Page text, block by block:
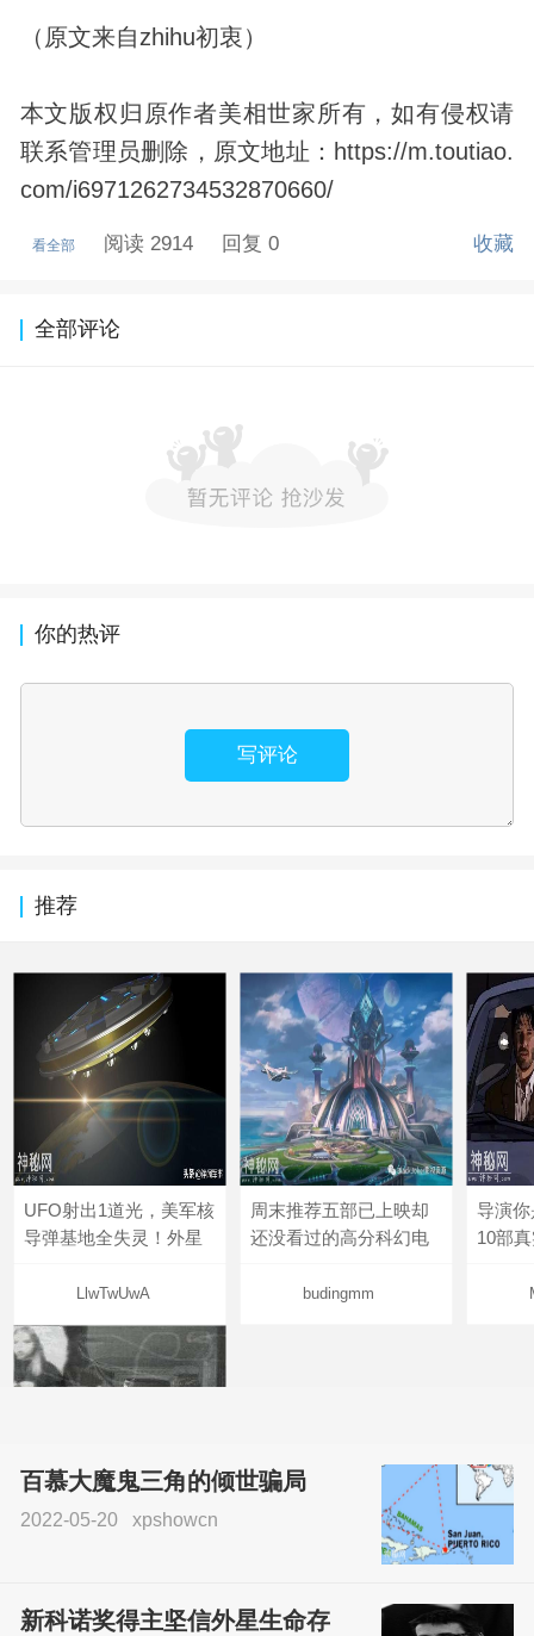
（原文来自zhihu初衷）
本文版权归原作者美相世家所有，如有侵权请
联系管理员删除，原文地址：https://m.toutiao.
com/i6971262734532870660/
看全部 阅读 2914 回复 0 收藏
全部评论
你的热评
写评论
推荐
UFO射出1道光，美军核
导弹基地全失灵！外星
LlwTwUwA
周末推荐五部已上映却
还没看过的高分科幻电
budingmm
导演
10部
百慕大魔鬼三角的倾世骗局
2022-05-20 xpshowcn
新科诺奖得主坚信外星生命存